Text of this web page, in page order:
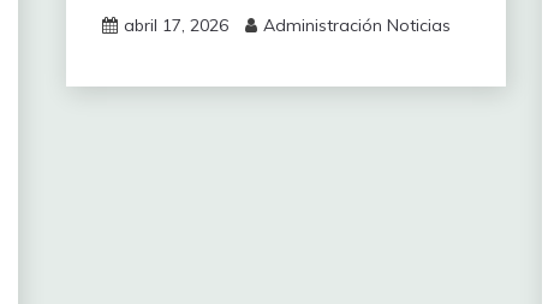
abril 17, 2026 Administración Noticias